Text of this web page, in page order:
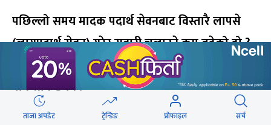
पछिल्लो समय मादक पदार्थ सेवनबाट विस्तारै लापसे
(लागूपदार्थ सेवन) गरेर सवारी चलाउने क्रम बढेको हो?
अझ यस्तो समस्या स्कूल बस चालकमा धेरै रहेको भन्ने
पनि सुनिन्छ नि !
ताजा अपडेट ट्रेन्डिङ प्रोफाइल सर्च